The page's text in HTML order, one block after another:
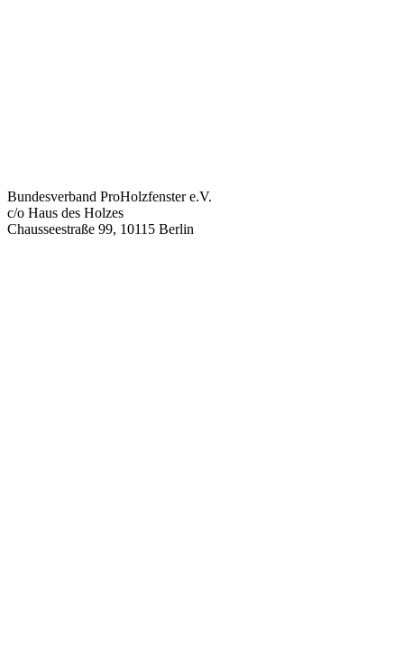
Bundesverband ProHolzfenster e.V.
c/o Haus des Holzes
Chausseestraße 99, 10115 Berlin